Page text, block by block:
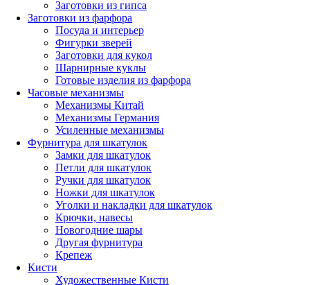
Заготовки из гипса
Заготовки из фарфора
Посуда и интерьер
Фигурки зверей
Заготовки для кукол
Шарнирные куклы
Готовые изделия из фарфора
Часовые механизмы
Механизмы Китай
Механизмы Германия
Усиленные механизмы
Фурнитура для шкатулок
Замки для шкатулок
Петли для шкатулок
Ручки для шкатулок
Ножки для шкатулок
Уголки и накладки для шкатулок
Крючки, навесы
Новогодние шары
Другая фурнитура
Крепеж
Кисти
Художественные Кисти